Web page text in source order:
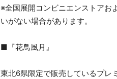
※全国展開コンビニエンストアお
いがない場合があります。
■『花鳥風月』
東北6県限定で販売しているプレ